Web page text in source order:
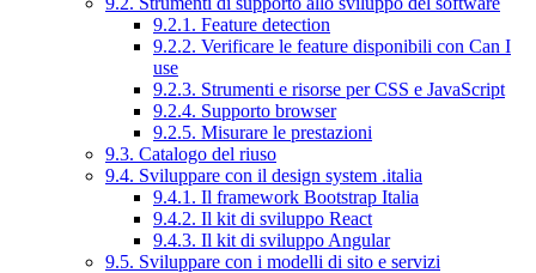
9.2.1. Feature detection
9.2.2. Verificare le feature disponibili con Can I
use
9.2.3. Strumenti e risorse per CSS e JavaScript
9.2.4. Supporto browser
9.2.5. Misurare le prestazioni
9.3. Catalogo del riuso
9.4. Sviluppare con il design system .italia
9.4.1. Il framework Bootstrap Italia
9.4.2. Il kit di sviluppo React
9.4.3. Il kit di sviluppo Angular
9.5. Sviluppare con i modelli di sito e servizi